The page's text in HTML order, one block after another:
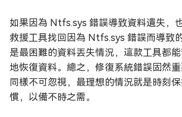
如果因為 Ntfs.sys 錯誤導致資料遺失，
救援工具找回因為 Ntfs.sys 錯誤而導致
是最困難的資料丟失情況，這款工具都
地恢復資料。總之，修復系統錯誤固然
同樣不可忽視，最理想的情況就是時刻
慣，以備不時之需。